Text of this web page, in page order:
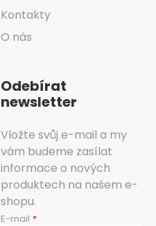
Kontakty
O nás
Odebírat
newsletter
Vložte svůj e-mail a my
vám budeme zasílat
informace o nových
produktech na našem e-
shopu.
E-mail